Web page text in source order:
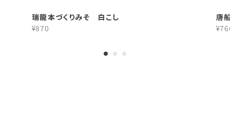
瑞龍本づくりみそ 白こし
¥870
唐